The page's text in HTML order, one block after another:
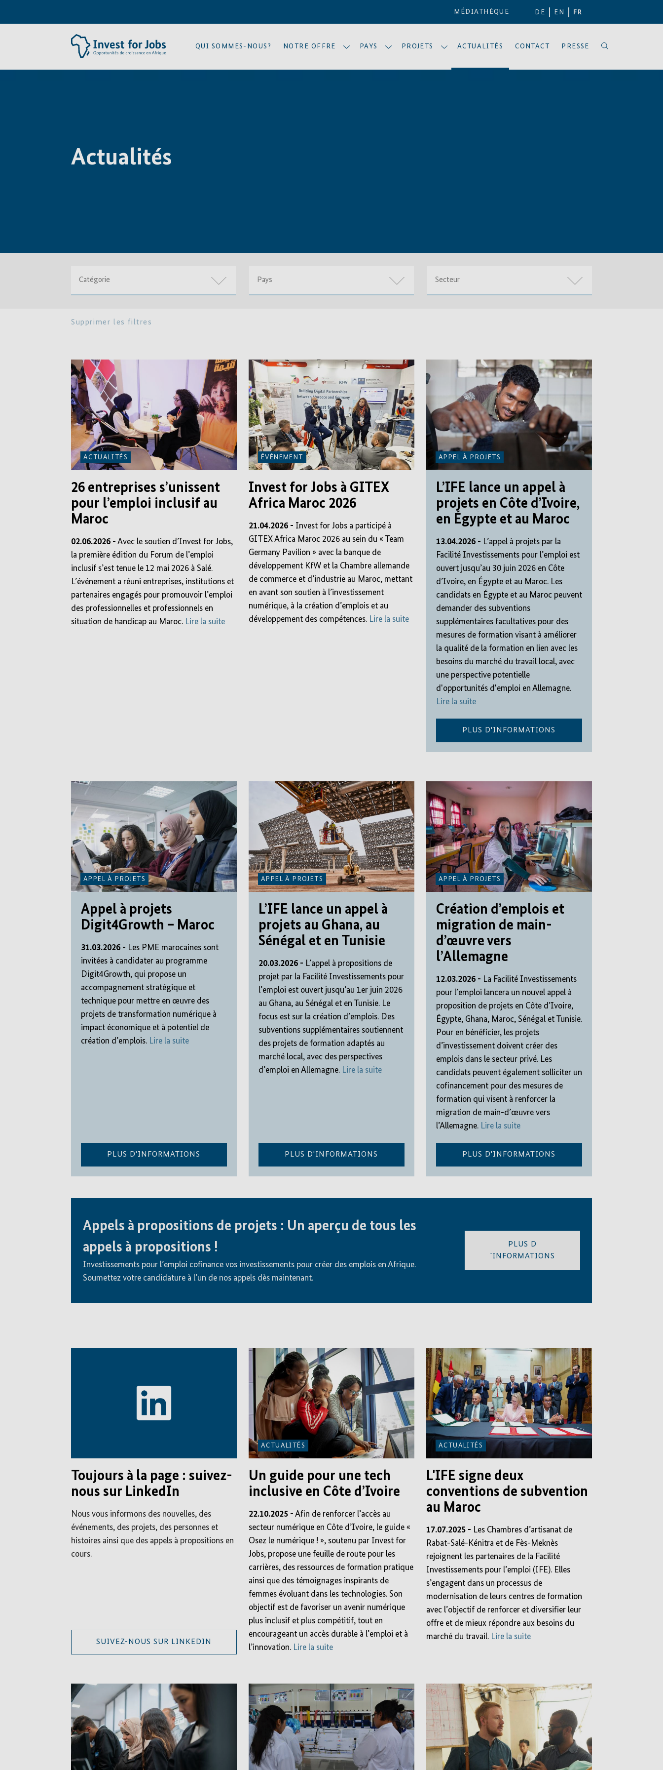
MÉDIATHÈQUE DE EN FR
QUI SOMMES-NOUS? NOTRE OFFRE PAYS PROJETS ACTUALITÉS CONTACT PRESSE
Actualités
Catégorie Pays Secteur
Supprimer les filtres
ACTUALITÉS
26 entreprises s’unissent
pour l’emploi inclusif au
Maroc
02.06.2026 - Avec le soutien d’Invest for Jobs,
la première édition du Forum de l’emploi
inclusif s’est tenue le 12 mai 2026 à Salé.
L’événement a réuni entreprises, institutions et
partenaires engagés pour promouvoir l’emploi
des professionnelles et professionnels en
situation de handicap au Maroc. Lire la suite
ÉVÉNEMENT
Invest for Jobs à GITEX
Africa Maroc 2026
21.04.2026 - Invest for Jobs a participé à
GITEX Africa Maroc 2026 au sein du « Team
Germany Pavilion » avec la banque de
développement KfW et la Chambre allemande
de commerce et d’industrie au Maroc, mettant
en avant son soutien à l’investissement
numérique, à la création d’emplois et au
développement des compétences. Lire la suite
APPEL À PROJETS
L’IFE lance un appel à
projets en Côte d’Ivoire,
en Égypte et au Maroc
13.04.2026 - L’appel à projets par la
Facilité Investissements pour l’emploi est
ouvert jusqu’au 30 juin 2026 en Côte
d’Ivoire, en Égypte et au Maroc. Les
candidats en Égypte et au Maroc peuvent
demander des subventions
supplémentaires facultatives pour des
mesures de formation visant à améliorer
la qualité de la formation en lien avec les
besoins du marché du travail local, avec
une perspective potentielle
d'opportunités d'emploi en Allemagne.
Lire la suite
PLUS D'INFORMATIONS
APPEL À PROJETS
Appel à projets
Digit4Growth – Maroc
31.03.2026 - Les PME marocaines sont
invitées à candidater au programme
Digit4Growth, qui propose un
accompagnement stratégique et
technique pour mettre en œuvre des
projets de transformation numérique à
impact économique et à potentiel de
création d’emplois. Lire la suite
PLUS D'INFORMATIONS
APPEL À PROJETS
L’IFE lance un appel à
projets au Ghana, au
Sénégal et en Tunisie
20.03.2026 - L’appel à propositions de
projet par la Facilité Investissements pour
l’emploi est ouvert jusqu’au 1er juin 2026
au Ghana, au Sénégal et en Tunisie. Le
focus est sur la création d’emplois. Des
subventions supplémentaires soutiennent
des projets de formation adaptés au
marché local, avec des perspectives
d’emploi en Allemagne. Lire la suite
PLUS D'INFORMATIONS
APPEL À PROJETS
Création d’emplois et
migration de main-
d’œuvre vers
l’Allemagne
12.03.2026 - La Facilité Investissements
pour l’emploi lancera un nouvel appel à
proposition de projets en Côte d’Ivoire,
Égypte, Ghana, Maroc, Sénégal et Tunisie.
Pour en bénéficier, les projets
d’investissement doivent créer des
emplois dans le secteur privé. Les
candidats peuvent également solliciter un
cofinancement pour des mesures de
formation qui visent à renforcer la
migration de main-d’œuvre vers
l’Allemagne. Lire la suite
PLUS D'INFORMATIONS
Appels à propositions de projets : Un aperçu de tous les
appels à propositions !
Investissements pour l’emploi cofinance vos investissements pour créer des emplois en Afrique.
Soumettez votre candidature à l’un de nos appels dès maintenant.
PLUS D
´INFORMATIONS
Toujours à la page : suivez-
nous sur LinkedIn
Nous vous informons des nouvelles, des
événements, des projets, des personnes et
histoires ainsi que des appels à propositions en
cours.
SUIVEZ-NOUS SUR LINKEDIN
ACTUALITÉS
Un guide pour une tech
inclusive en Côte d’Ivoire
22.10.2025 - Afin de renforcer l’accès au
secteur numérique en Côte d’Ivoire, le guide «
Osez le numérique ! », soutenu par Invest for
Jobs, propose une feuille de route pour les
carrières, des ressources de formation pratique
ainsi que des témoignages inspirants de
femmes évoluant dans les technologies. Son
objectif est de favoriser un avenir numérique
plus inclusif et plus compétitif, tout en
encourageant un accès durable à l’emploi et à
l’innovation. Lire la suite
ACTUALITÉS
L'IFE signe deux
conventions de subvention
au Maroc
17.07.2025 - Les Chambres d’artisanat de
Rabat-Salé-Kénitra et de Fès-Meknès
rejoignent les partenaires de la Facilité
Investissements pour l’emploi (IFE). Elles
s’engagent dans un processus de
modernisation de leurs centres de formation
avec l’objectif de renforcer et diversifier leur
offre et de mieux répondre aux besoins du
marché du travail. Lire la suite